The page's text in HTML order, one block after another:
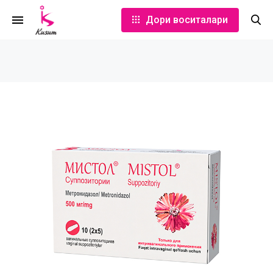
Дори воситалари